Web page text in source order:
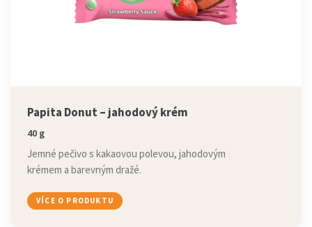
Papita Donut – jahodový krém
40 g
Jemné pečivo s kakaovou polevou, jahodovým
krémem a barevným dražé.
VÍCE O PRODUKTU